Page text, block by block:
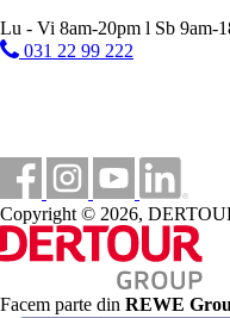
Lu - Vi 8am-20pm l Sb 9am-
031 22 99 222
Copyright © 2026,
Facem parte din REWE